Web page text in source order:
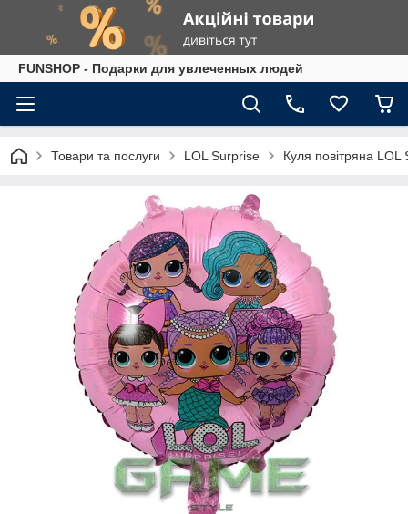
FUNSHOP - Подарки для увлеченных людей
Товари та послуги LOL Surprise Куля повітряна